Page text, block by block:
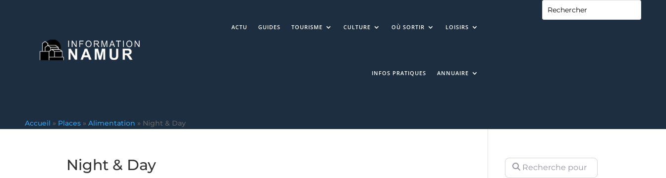
ACTU GUIDES TOURISME CULTURE OÙ SORTIR LOISIRS
INFOS PRATIQUES ANNUAIRE
Accueil » Places » Alimentation » Night & Day
Night & Day Recherche pour